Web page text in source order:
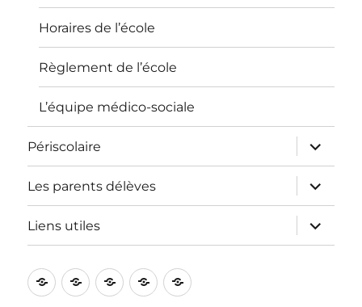
Horaires de l’école
Règlement de l’école
L’équipe médico-sociale
Périscolaire
ouvrir
le
sous-
menu
Les parents délèves
ouvrir
le
sous-
menu
Liens utiles
ouvrir
le
sous-
L’écoleInformations
Périscolaire
Les
Liens